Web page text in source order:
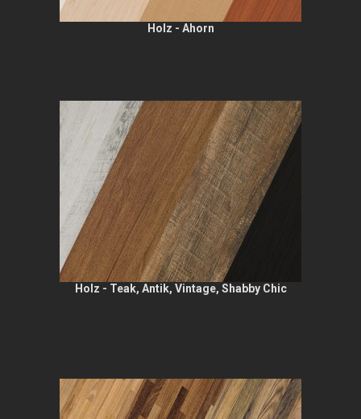
Holz - Ahorn
Holz - Teak, Antik, Vintage, Shabby Chic